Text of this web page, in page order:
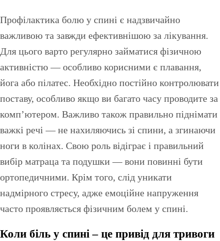
Профілактика болю у спині є надзвичайно
важливою та завжди ефективнішою за лікування.
Для цього варто регулярно займатися фізичною
активністю — особливо корисними є плавання,
йога або пілатес. Необхідно постійно контролювати
поставу, особливо якщо ви багато часу проводите за
комп’ютером. Важливо також правильно піднімати
важкі речі — не нахиляючись зі спини, а згинаючи
ноги в колінах. Свою роль відіграє і правильний
вибір матраца та подушки — вони повинні бути
ортопедичними. Крім того, слід уникати
надмірного стресу, адже емоційне напруження
часто проявляється фізичним болем у спині.
Коли біль у спині – це привід для тривоги